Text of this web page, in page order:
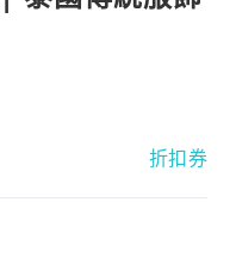
折扣券